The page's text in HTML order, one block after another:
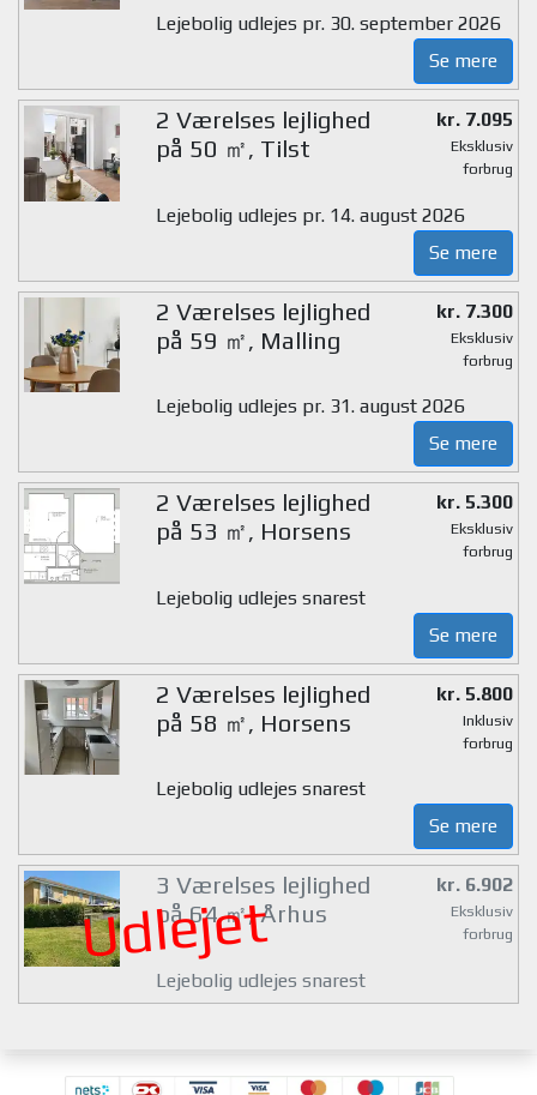
Lejebolig udlejes pr. 30. september 2026
Se mere
2 Værelses lejlighed
på 50 ㎡, Tilst
kr. 7.095
Eksklusiv
forbrug
Lejebolig udlejes pr. 14. august 2026
Se mere
2 Værelses lejlighed
på 59 ㎡, Malling
kr. 7.300
Eksklusiv
forbrug
Lejebolig udlejes pr. 31. august 2026
Se mere
2 Værelses lejlighed
på 53 ㎡, Horsens
kr. 5.300
Eksklusiv
forbrug
Lejebolig udlejes snarest
Se mere
2 Værelses lejlighed
på 58 ㎡, Horsens
kr. 5.800
Inklusiv
forbrug
Lejebolig udlejes snarest
Se mere
Udlejet
3 Værelses lejlighed
på 64 ㎡, Århus
kr. 6.902
Eksklusiv
forbrug
Lejebolig udlejes snarest